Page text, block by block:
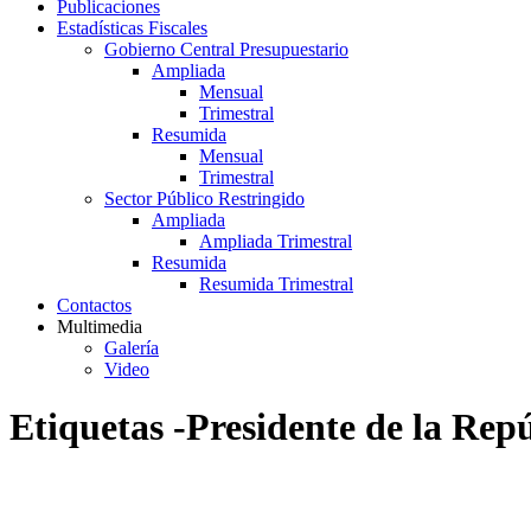
Publicaciones
Estadísticas Fiscales
Gobierno Central Presupuestario
Ampliada
Mensual
Trimestral
Resumida
Mensual
Trimestral
Sector Público Restringido
Ampliada
Ampliada Trimestral
Resumida
Resumida Trimestral
Contactos
Multimedia
Galería
Video
Etiquetas -Presidente de la